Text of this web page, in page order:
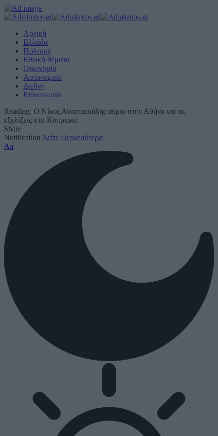
Αρχική
Ελλάδα
Πολιτική
Εθνικά θέματα
Οικονομία
Αστυνομικό
Διεθνή
Επικοινωνία
Reading: Ο Νίκος Αναστασιάδης αύριο στην Αθήνα για τις
εξελίξεις στο Κυπριακό
Share
Notification Δείτε Περισσότερα
Font
Aa